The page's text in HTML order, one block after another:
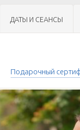
ДАТЫ И СЕАНСЫ
Подарочный